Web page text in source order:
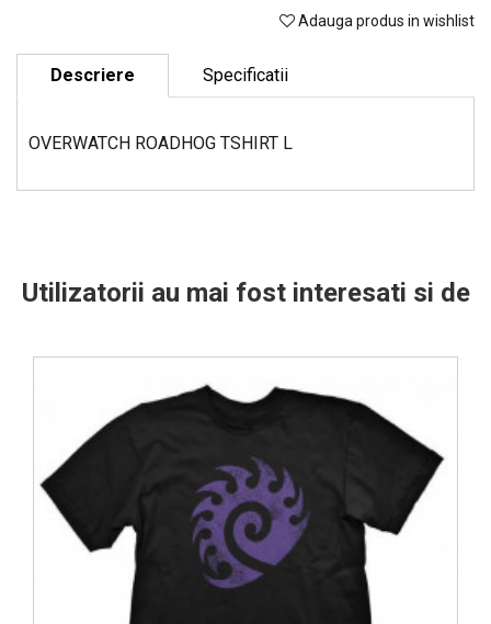
Adauga produs in wishlist
Descriere Specificatii
OVERWATCH ROADHOG TSHIRT L
Utilizatorii au mai fost interesati si de